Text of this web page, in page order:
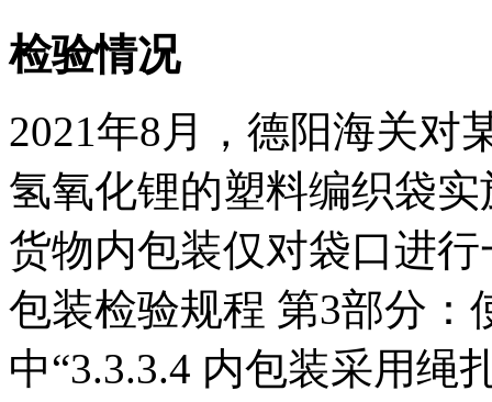
检验情况
2021年8月，德阳海关对
氢氧化锂的塑料编织袋
货物内包装仅对袋口进
包装检验规程 第3部分：
中“3.3.3.4 内包装采用绳